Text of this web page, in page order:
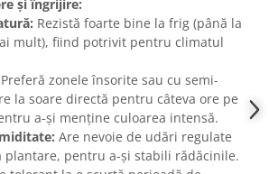
și îngrijire:
Rezistă foarte bine la frig (până la
mult), fiind potrivit pentru climatul
Preferă zonele însorite sau cu semi-
la soare directă pentru câteva ore pe
a-și menține culoarea intensă.
Are nevoie de udări regulate
pentru a-și stabili rădăcinile.